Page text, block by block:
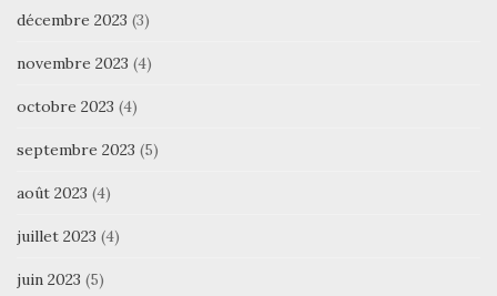
décembre 2023 (3)
novembre 2023 (4)
octobre 2023 (4)
septembre 2023 (5)
août 2023 (4)
juillet 2023 (4)
juin 2023 (5)